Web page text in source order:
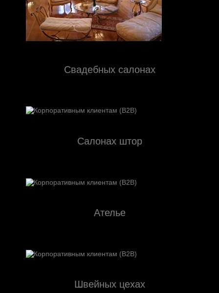
Свадебных салонах
Салонах штор
Ателье
Швейных цехах